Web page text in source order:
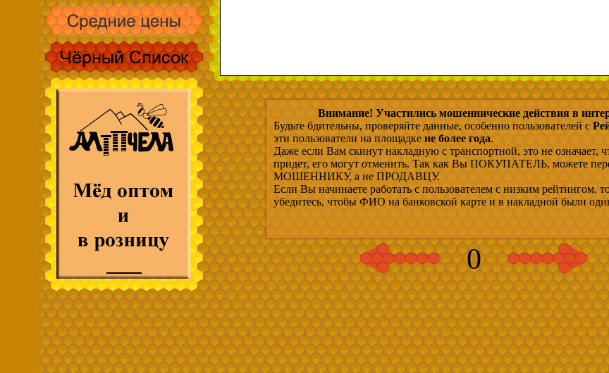
Внимание! Участились мошеннические действия в
Будьте бдительны, проверяйте данные, особенно пользователей с
эти пользователи на площадке не более года.
Даже если Вам скинут накладную с транспортной, это не означает,
придет, его могут отменить. Так как Вы ПОКУПАТЕЛЬ, можете
МОШЕННИКУ, а не ПРОДАВЦУ.
Если Вы начинаете работать с пользователем с низким рейтингом,
убедитесь, чтобы ФИО на банковской карте и в накладной были
0